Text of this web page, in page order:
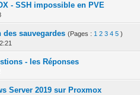
- SSH impossible en PVE
en moyenne
2345
des sauvegardes (Pages : 1 2 3 4 5 )
en moyenne
234 5
- les Réponses
en moyenne
2345
Server 2019 sur Proxmox